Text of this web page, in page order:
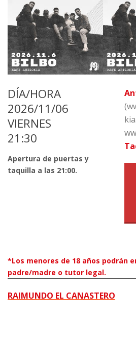
DÍA/HORA
2026/11/06
VIERNES
21:30
Apertura de puertas y
taquilla a las 21:00.
*Los menores de 18 años podrán
padre/madre o tutor legal.
RAIMUNDO EL CANASTERO